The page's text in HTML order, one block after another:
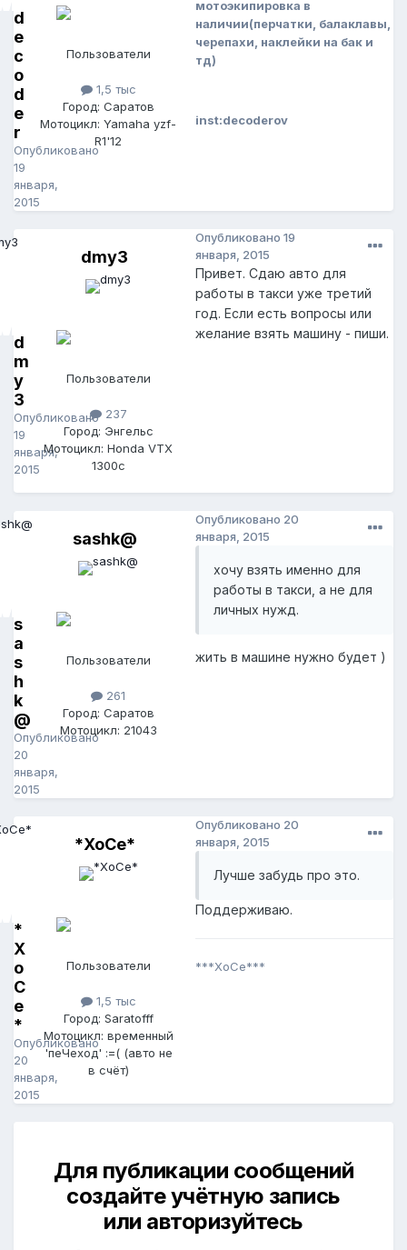
d
e
c
o
d
e
r
Опубликовано
19
января,
2015
Пользователи
1,5 тыс
Город: Саратов
Мотоцикл: Yamaha yzf-
R1'12
мотоэкипировка в
наличии(перчатки, балаклавы,
черепахи, наклейки на бак и
тд)
inst:decoderov
d
m
y
3
Опубликовано
19
января,
2015
dmy3
Пользователи
237
Город: Энгельс
Мотоцикл: Honda VTX
1300c
Опубликовано 19
января, 2015
Привет. Сдаю авто для
работы в такси уже третий
год. Если есть вопросы или
желание взять машину - пиши.
s
a
s
h
k
@
Опубликовано
20
января,
2015
sashk@
Пользователи
261
Город: Саратов
Мотоцикл: 21043
Опубликовано 20
января, 2015
хочу взять именно для
работы в такси, а не для
личных нужд.
жить в машине нужно будет )
*
Х
о
С
е
*
Опубликовано
20
января,
2015
*ХоСе*
Пользователи
1,5 тыс
Город: Saratofff
Мотоцикл: временный
'пеЧеход' :=( (авто не
в счёт)
Опубликовано 20
января, 2015
Лучше забудь про это.
Поддерживаю.
***ХоСе***
Для публикации сообщений
создайте учётную запись
или авторизуйтесь